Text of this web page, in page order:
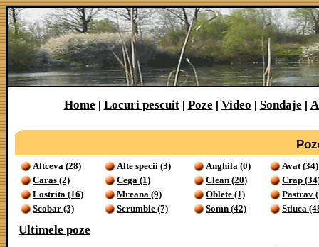
Home | Locuri pescuit| Poze | Video | Sondaje |
Altceva (28) Alte specii (3) Anghila (0)
Avat (34)
Caras (2)
Cega (1) Clean (20)
Crap
Lostrita (16)
Mreana (9) Oblete (1)
Pastrav
Scobar (3)
Scrumbie (7) Somn (42) Stiuca
Ultimele poze